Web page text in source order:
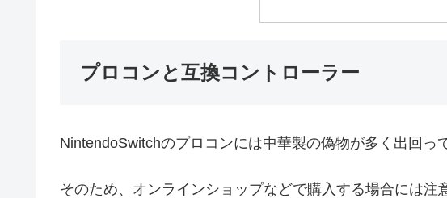
プロコンと互換コントローラー
NintendoSwitchのプロコンには中華製の偽物が多く出回っ
そのため、オンラインショップなどで購入する場合には注